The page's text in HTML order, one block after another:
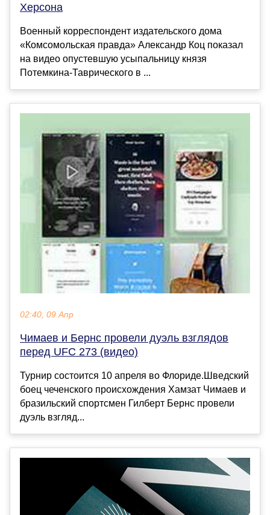
Херсона
Военный корреспондент издательского дома
«Комсомольская правда» Александр Коц показал
на видео опустевшую усыпальницу князя
Потемкина-Таврического в ...
02:40, 09 Апр
Чимаев и Бернс провели дуэль взглядов
перед UFC 273 (видео)
Турнир состоится 10 апреля во Флориде.Шведский
боец чеченского происхождения Хамзат Чимаев и
бразильский спортсмен Гилберт Бернс провели
дуэль взгляд...